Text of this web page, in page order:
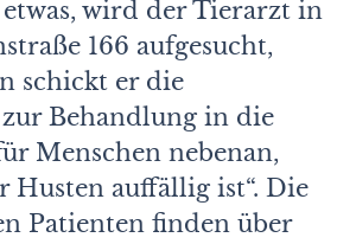
wird der Tierarzt in
166 aufgesucht,
schickt er die
Behandlung in die
Menschen nebenan,
Husten auffällig ist“. Die
Patienten finden über